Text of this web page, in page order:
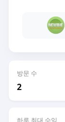
방문 수
2
하루 최대 수익